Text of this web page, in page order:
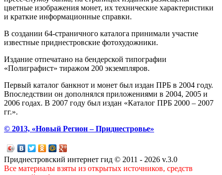
цветные изображения монет, их технические характеристики
и краткие информационные справки.
В создании 64-страничного каталога принимали участие
известные приднестровские фотохудожники.
Издание отпечатано на бендерской типографии
«Полиграфист» тиражом 200 экземпляров.
Первый каталог банкнот и монет был издан ПРБ в 2004 году.
Впоследствии он дополнялся приложениями в 2004, 2005 и
2006 годах. В 2007 году был издан «Каталог ПРБ 2000 – 2007
гг.».
© 2013, «Новый Регион – Приднестровье»
Приднестровский интернет гид © 2011 - 2026 v.3.0
Все материалы взяты из открытых источников, средств